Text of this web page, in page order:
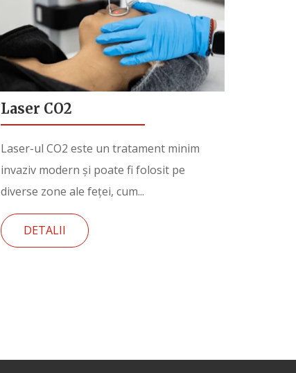
Laser CO2
Laser-ul CO2 este un tratament minim
invaziv modern și poate fi folosit pe
diverse zone ale feței, cum...
DETALII